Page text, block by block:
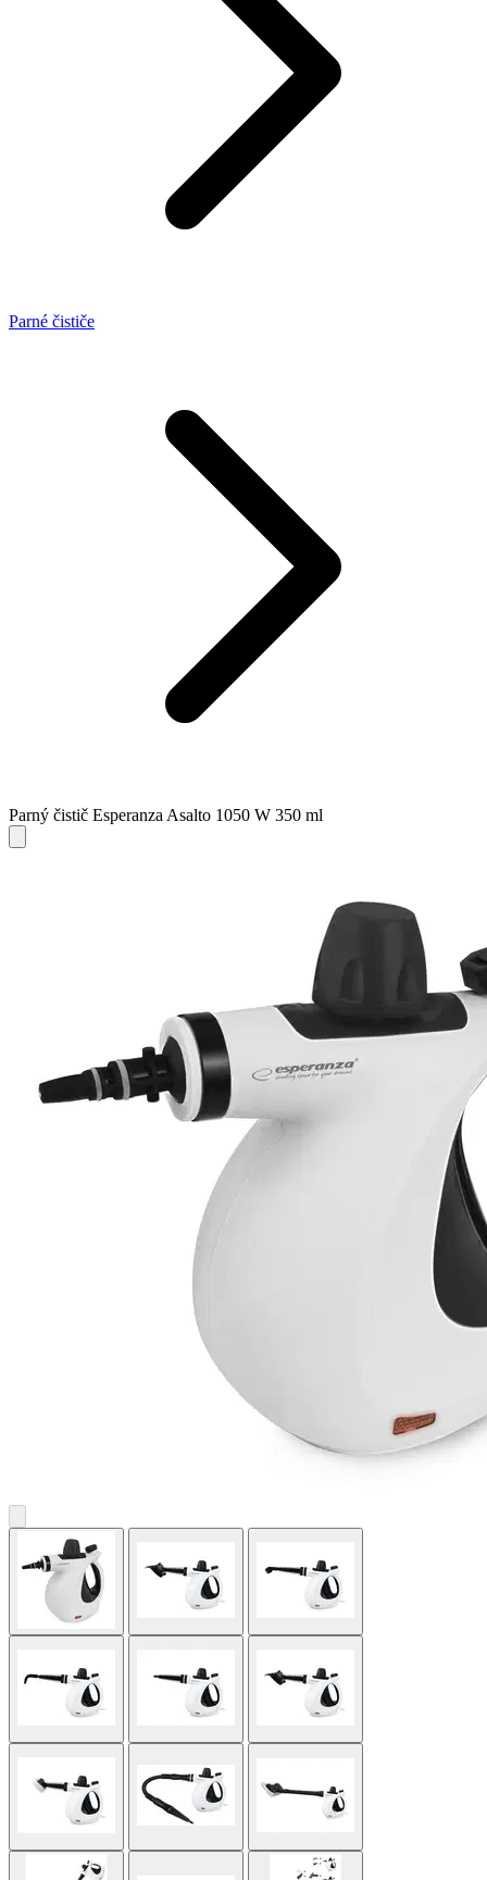
Parné čističe
Parný čistič Esperanza Asalto 1050 W 350 ml